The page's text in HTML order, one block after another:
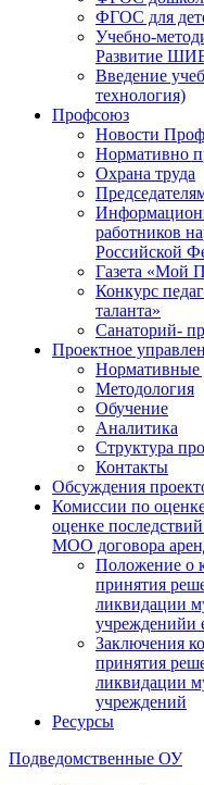
ФГОС для
Учебно-
Развитие
Введение
технология)
Профсоюз
Новости
Нормативно
Охрана труда
работников
Российской
Газета
Конкурс
таланта»
Санаторий-
Проектное
Нормативные
Методология
Обучение
Аналитика
Структура
Контакты
Обсуждения
Комиссии по
оценке
МОО договора
Положение о
принятия
ликвидации
учрежденийи
Заключения
принятия
ликвидации
учреждений
Ресурсы
Подведомственные ОУ